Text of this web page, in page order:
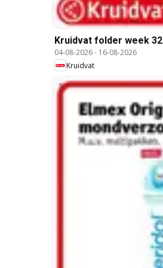
Kruidvat folder week 32
04-08-2026- 16-08-2026
Kruidvat